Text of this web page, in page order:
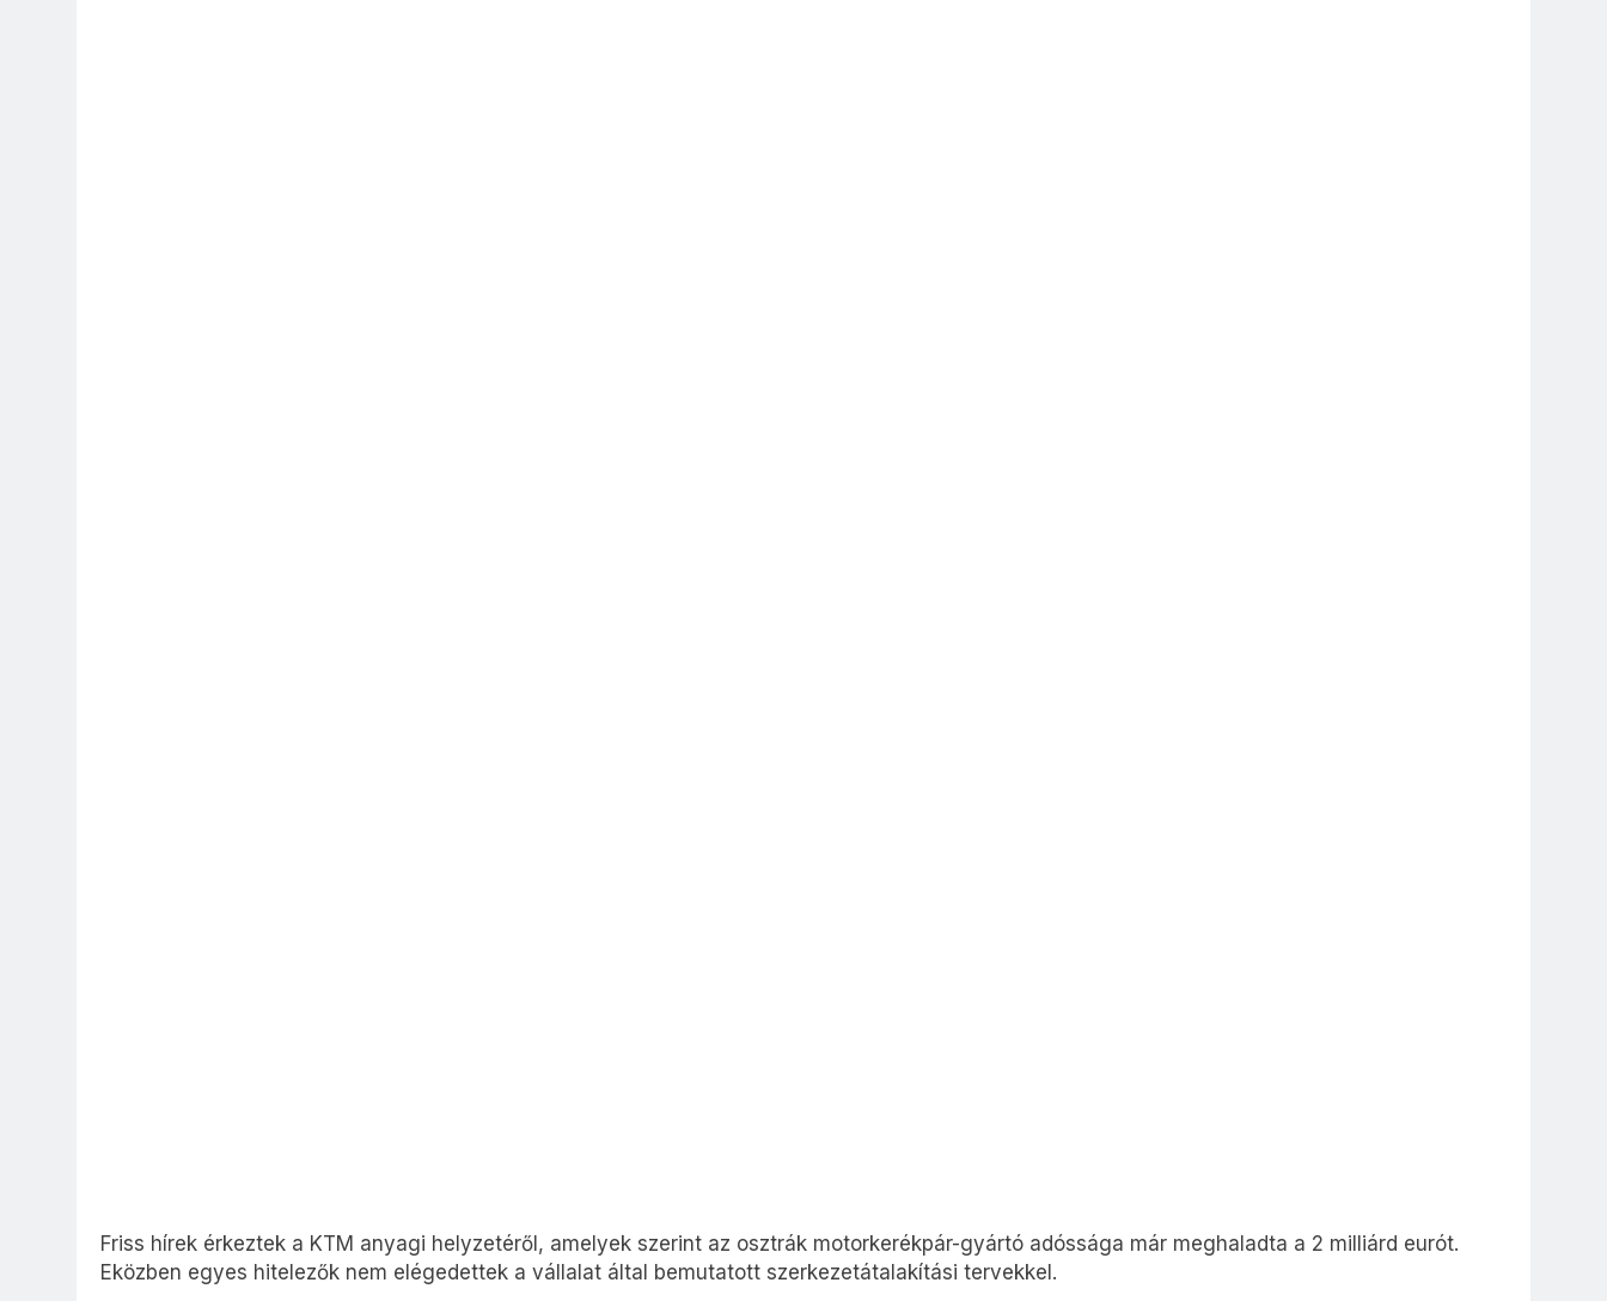
Friss hírek érkeztek a KTM anyagi helyzetéről, amelyek szerint az osztrák motorkerékpár-gyártó adóssága már meghaladta a 2 milliárd eurót.
Eközben egyes hitelezők nem elégedettek a vállalat által bemutatott szerkezetátalakítási tervekkel.